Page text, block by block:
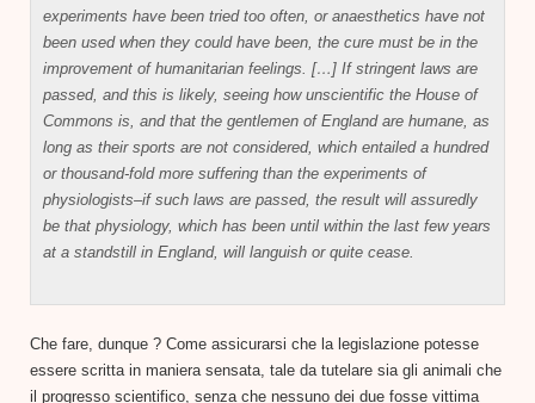
experiments have been tried too often, or anaesthetics have not
been used when they could have been, the cure must be in the
improvement of humanitarian feelings. […] If stringent laws are
passed, and this is likely, seeing how unscientific the House of
Commons is, and that the gentlemen of England are humane, as
long as their sports are not considered, which entailed a hundred
or thousand-fold more suffering than the experiments of
physiologists–if such laws are passed, the result will assuredly
be that physiology, which has been until within the last few years
at a standstill in England, will languish or quite cease.
Che fare, dunque ? Come assicurarsi che la legislazione potesse
essere scritta in maniera sensata, tale da tutelare sia gli animali che
il progresso scientifico, senza che nessuno dei due fosse vittima